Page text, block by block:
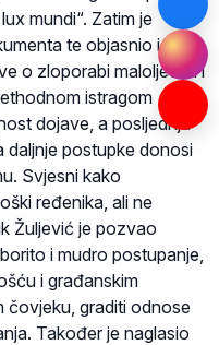
mundi“. Zatim je
te objasnio i sam
o zloporabi maloljetnih i
istragom
dojave, a posljednju
daljnje postupke donosi
Svjesni kako
ređenika, ali ne
Žuljević je pozvao
i mudro postupanje,
i građanskim
čovjeku, graditi odnose
Također je naglasio